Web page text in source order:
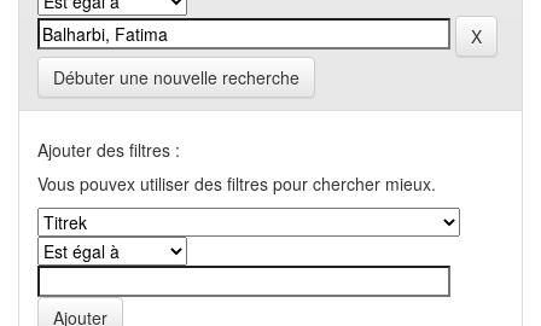
Débuter une nouvelle recherche
Ajouter des filtres :
Vous pouvex utiliser des filtres pour chercher mieux.